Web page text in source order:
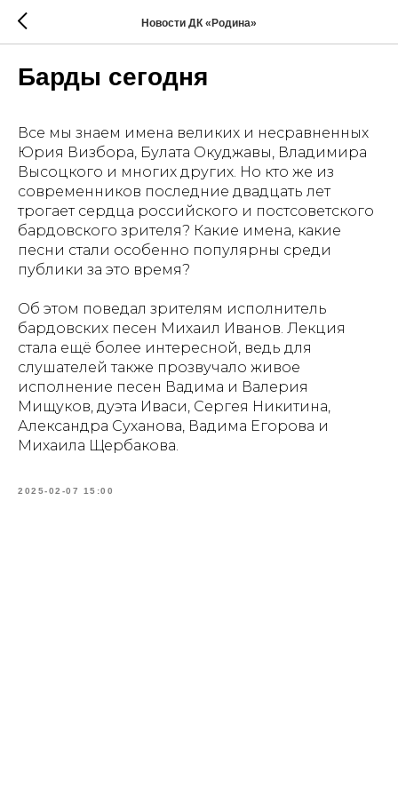
Новости ДК «Родина»
Барды сегодня
Все мы знаем имена великих и несравненных
Юрия Визбора, Булата Окуджавы, Владимира
Высоцкого и многих других. Но кто же из
современников последние двадцать лет
трогает сердца российского и постсоветского
бардовского зрителя? Какие имена, какие
песни стали особенно популярны среди
публики за это время?
Об этом поведал зрителям исполнитель
бардовских песен Михаил Иванов. Лекция
стала ещё более интересной, ведь для
слушателей также прозвучало живое
исполнение песен Вадима и Валерия
Мищуков, дуэта Иваси, Сергея Никитина,
Александра Суханова, Вадима Егорова и
Михаила Щербакова.
2025-02-07 15:00